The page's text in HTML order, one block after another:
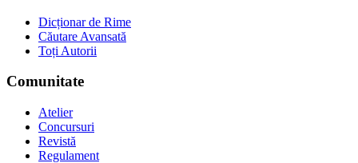
Dicționar de Rime
Căutare Avansată
Toți Autorii
Comunitate
Atelier
Concursuri
Revistă
Regulament